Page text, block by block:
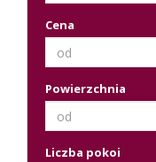
Cena
Powierzchnia
Liczba pokoi